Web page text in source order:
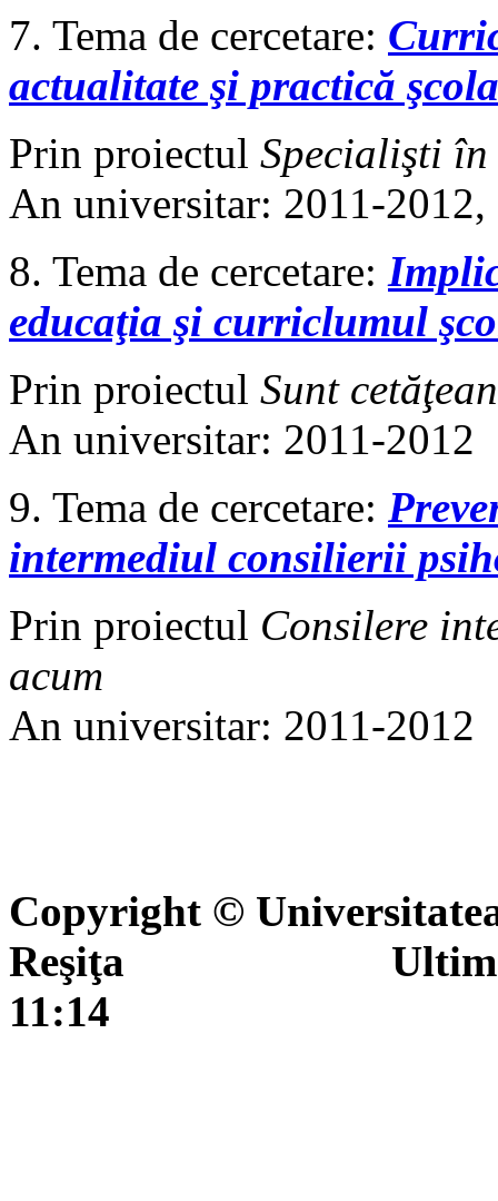
7. Tema de cercetare:
actualitate şi practică
Prin proiectul Specialişti
An universitar: 2011-
8. Tema de cercetare:
educaţia şi curriclumul
Prin proiectul Sunt
An universitar: 2011-2012
9. Tema de cercetare:
intermediul consilierii
Prin proiectul Consilere
acum
An universitar: 2011-2012
Copyright ©
Reşiţa Ultima
11:14